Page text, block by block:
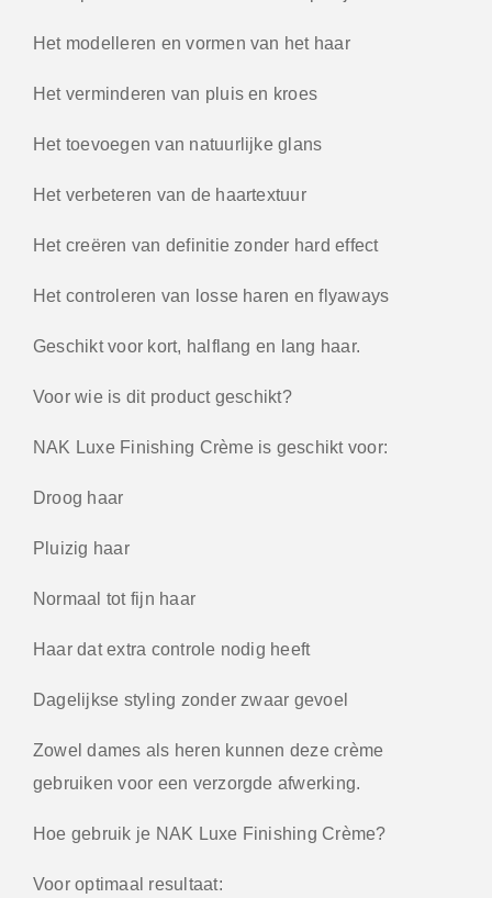
Het modelleren en vormen van het haar
Het verminderen van pluis en kroes
Het toevoegen van natuurlijke glans
Het verbeteren van de haartextuur
Het creëren van definitie zonder hard effect
Het controleren van losse haren en flyaways
Geschikt voor kort, halflang en lang haar.
Voor wie is dit product geschikt?
NAK Luxe Finishing Crème is geschikt voor:
Droog haar
Pluizig haar
Normaal tot fijn haar
Haar dat extra controle nodig heeft
Dagelijkse styling zonder zwaar gevoel
Zowel dames als heren kunnen deze crème
gebruiken voor een verzorgde afwerking.
Hoe gebruik je NAK Luxe Finishing Crème?
Voor optimaal resultaat: